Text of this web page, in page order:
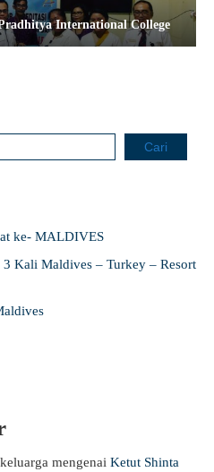
International College
Cari
ke- MALDIVES
Kali Maldives – Turkey – Resort
mengenai Ketut Shinta